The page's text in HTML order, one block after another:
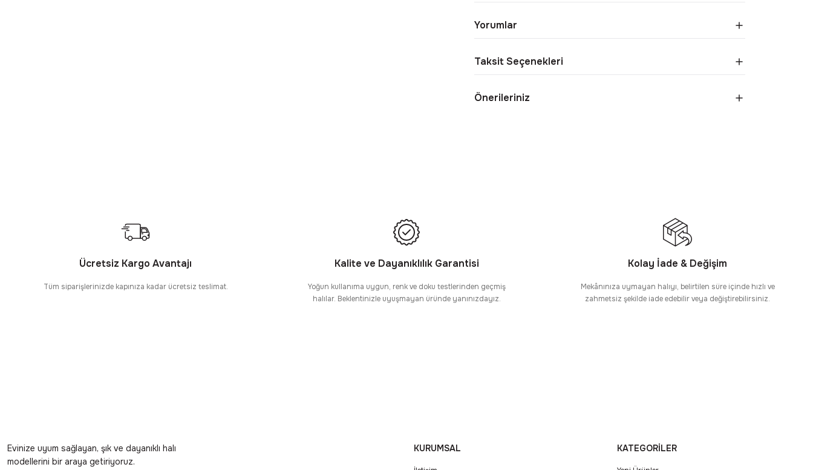
Yorumlar
Taksit Seçenekleri
Önerileriniz
Ücretsiz Kargo Avantajı
Tüm siparişlerinizde kapınıza kadar ücretsiz teslimat.
Kalite ve Dayanıklılık Garantisi
Yoğun kullanıma uygun, renk ve doku testlerinden geçmiş
halılar. Beklentinizle uyuşmayan üründe yanınızdayız.
Kolay İade & Değişim
Mekânınıza uymayan halıyı, belirtilen süre içinde hızlı ve
zahmetsiz şekilde iade edebilir veya değiştirebilirsiniz.
Evinize uyum sağlayan, şık ve dayanıklı halı
modellerini bir araya getiriyoruz.
KURUMSAL KATEGORİLER